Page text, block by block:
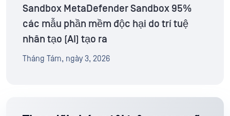
Sandbox MetaDefender Sandbox 95%
các mẫu phần mềm độc hại do trí tuệ
nhân tạo (AI) tạo ra
Tháng Tám, ngày 3, 2026